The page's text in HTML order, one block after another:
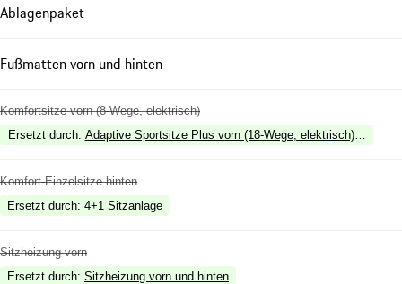
Ablagenpaket
Fußmatten vorn und hinten
Komfortsitze vorn (8-Wege, elektrisch)
Ersetzt durch: Adaptive Sportsitze Plus vorn (18-Wege, elektrisch) mit
Komfort-Einzelsitze hinten
Ersetzt durch: 4+1 Sitzanlage
Sitzheizung vorn
Ersetzt durch: Sitzheizung vorn und hinten